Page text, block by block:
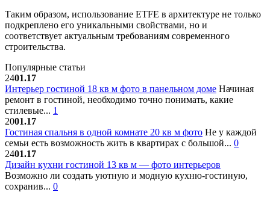
Таким образом, использование ETFE в архитектуре не только
подкреплено его уникальными свойствами, но и
соответствует актуальным требованиям современного
строительства.
Популярные статьи
2401.17
Интерьер гостиной 18 кв м фото в панельном доме Начиная
ремонт в гостиной, необходимо точно понимать, какие
стилевые... 1
2001.17
Гостиная спальня в одной комнате 20 кв м фото Не у каждой
семьи есть возможность жить в квартирах с большой... 0
2401.17
Дизайн кухни гостиной 13 кв м — фото интерьеров
Возможно ли создать уютную и модную кухню-гостиную,
сохранив... 0